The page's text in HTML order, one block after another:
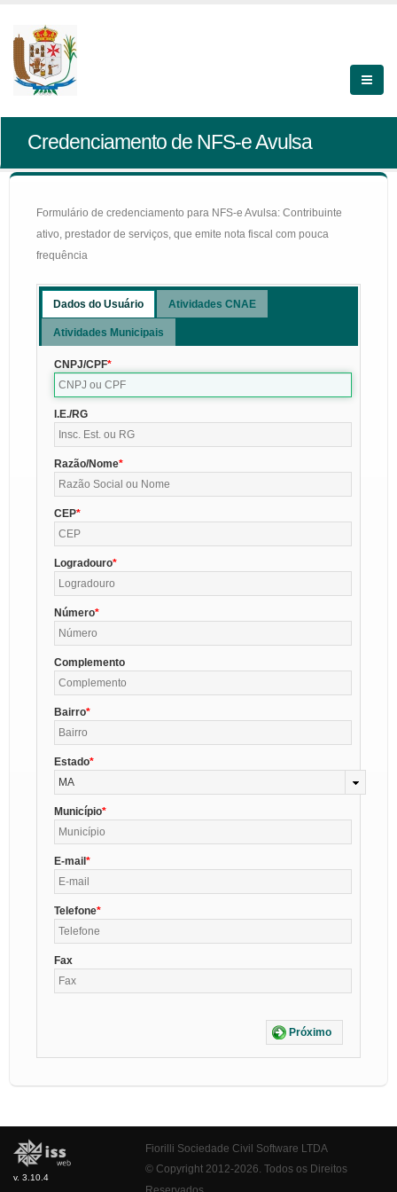
Credenciamento de NFS-e Avulsa
Formulário de credenciamento para NFS-e Avulsa: Contribuinte
ativo, prestador de serviços, que emite nota fiscal com pouca
frequência
Dados do Usuário Atividades CNAE
Atividades Municipais
CNPJ/CPF
I.E./RG
Razão/Nome
CEP
Logradouro
Número
Complemento
Bairro
Estado
MA
Município
E-mail
Telefone
Fax
Próximo
v. 3.10.4
Fiorilli Sociedade Civil Software LTDA
© Copyright 2012-2026. Todos os Direitos